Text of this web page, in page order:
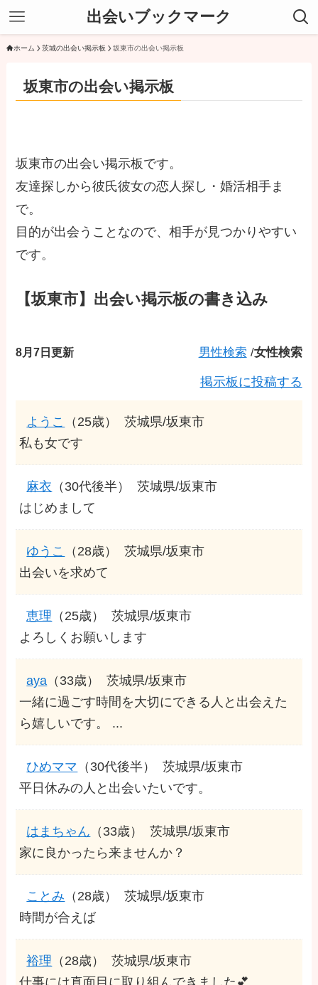
出会いブックマーク
ホーム 茨城の出会い掲示板 坂東市の出会い掲示板
坂東市の出会い掲示板
坂東市の出会い掲示板です。
友達探しから彼氏彼女の恋人探し・婚活相手ま
で。
目的が出会うことなので、相手が見つかりやすい
です。
【坂東市】出会い掲示板の書き込み
8月7日更新 男性検索 /女性検索
掲示板に投稿する
ようこ （25歳）
茨城県/坂東市
私も女です
麻衣 （30代後半）
茨城県/坂東市
はじめまして
ゆうこ （28歳）
茨城県/坂東市
出会いを求めて
恵理 （25歳）
茨城県/坂東市
よろしくお願いします
aya （33歳）
茨城県/坂東市
一緒に過ごす時間を大切にできる人と出会えた
ら嬉しいです。 ...
ひめママ （30代後半）
茨城県/坂東市
平日休みの人と出会いたいです。
はまちゃん （33歳）
茨城県/坂東市
家に良かったら来ませんか？
ことみ （28歳）
茨城県/坂東市
時間が合えば
裕理 （28歳）
茨城県/坂東市
仕事には真面目に取り組んできました💕